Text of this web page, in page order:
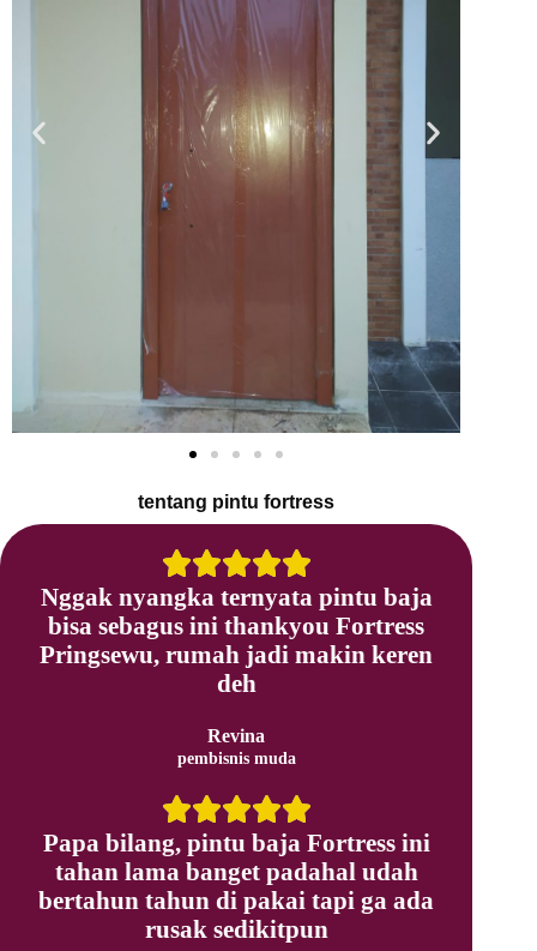
tentang pintu fortress
Nggak nyangka ternyata pintu baja
bisa sebagus ini thankyou Fortress
Pringsewu, rumah jadi makin keren
deh
Revina
pembisnis muda
Papa bilang, pintu baja Fortress ini
tahan lama banget padahal udah
bertahun tahun di pakai tapi ga ada
rusak sedikitpun